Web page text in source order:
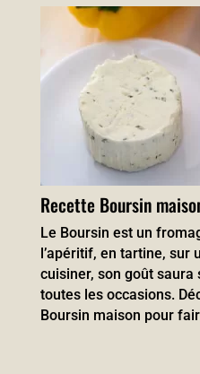
Recette Boursin
Le Boursin est un
l’apéritif, en tartine, sur
cuisiner, son goût
toutes les occasions.
Boursin maison pour